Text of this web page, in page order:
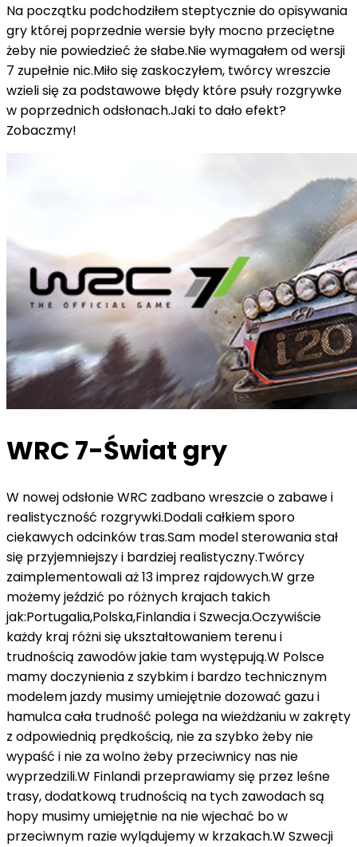
Na początku podchodziłem steptycznie do opisywania
gry której poprzednie wersie były mocno przeciętne
żeby nie powiedzieć że słabe.Nie wymagałem od wersji
7 zupełnie nic.Miło się zaskoczyłem, twórcy wreszcie
wzieli się za podstawowe błędy które psuły rozgrywke
w poprzednich odsłonach.Jaki to dało efekt?
Zobaczmy!
WRC 7-Świat gry
W nowej odsłonie WRC zadbano wreszcie o zabawe i
realistyczność rozgrywki.Dodali całkiem sporo
ciekawych odcinków tras.Sam model sterowania stał
się przyjemniejszy i bardziej realistyczny.Twórcy
zaimplementowali aż 13 imprez rajdowych.W grze
możemy jeździć po różnych krajach takich
jak:Portugalia,Polska,Finlandia i Szwecja.Oczywiście
każdy kraj różni się ukształtowaniem terenu i
trudnością zawodów jakie tam występują.W Polsce
mamy doczynienia z szybkim i bardzo technicznym
modelem jazdy musimy umiejętnie dozować gazu i
hamulca cała trudność polega na wieżdżaniu w zakręty
z odpowiednią prędkością, nie za szybko żeby nie
wypaść i nie za wolno żeby przeciwnicy nas nie
wyprzedzili.W Finlandi przeprawiamy się przez leśne
trasy, dodatkową trudnością na tych zawodach są
hopy musimy umiejętnie na nie wjechać bo w
przeciwnym razie wylądujemy w krzakach.W Szwecji